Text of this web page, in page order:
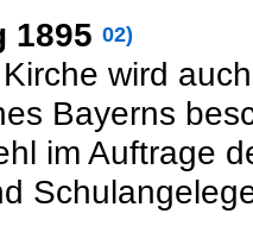
1895 02)
wird
Bayerns
im Auftrage